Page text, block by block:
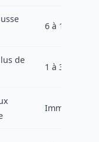
6 à 12 mois
de
1 à 3 mois
Immédiat